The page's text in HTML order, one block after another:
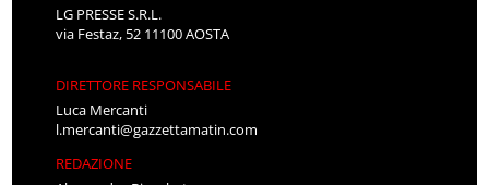
LG PRESSE S.R.L.
via Festaz, 52 11100 AOSTA
DIRETTORE RESPONSABILE
Luca Mercanti
l.mercanti@gazzettamatin.com
REDAZIONE